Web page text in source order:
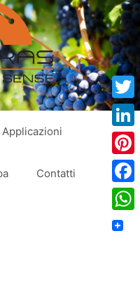
Applicazioni
Contatti